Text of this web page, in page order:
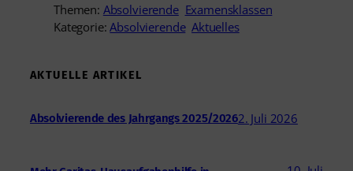
Themen: Absolvierende Examensklassen
Kategorie:Absolvierende Aktuelles
AKTUELLE ARTIKEL
Absolvierende des Jahrgangs 2025/20262. Juli 2026